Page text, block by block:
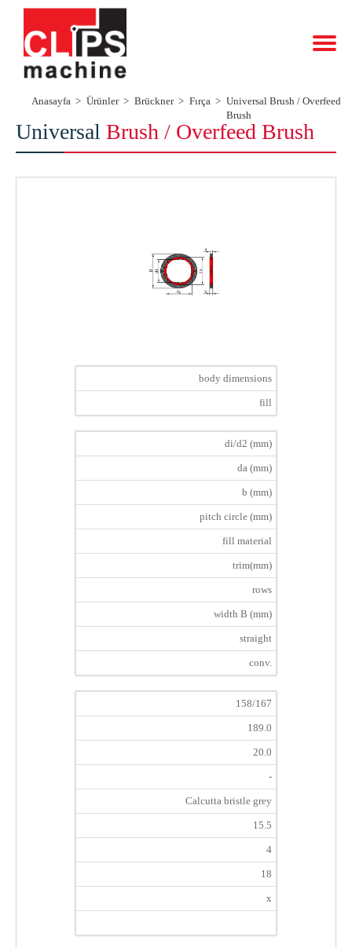
Anasayfa Ürünler Brückner Fırça
Universal Brush / Overfeed
Brush
Universal Brush / Overfeed Brush
body dimensions
fill
di/d2 (mm)
da (mm)
b (mm)
pitch circle (mm)
fill material
trim(mm)
rows
width B (mm)
straight
conv.
158/167
189.0
20.0
-
Calcutta bristle grey
15.5
4
18
x